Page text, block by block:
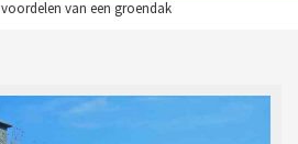
van een groendak